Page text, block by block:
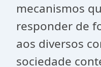
mecanismos
responder de
aos diversos
sociedade